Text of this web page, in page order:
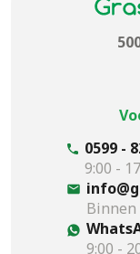
0599 -
9:00 -
9:00 -